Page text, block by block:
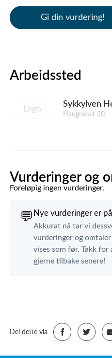
Gi din vurdering!
Arbeidssted
Logo
Sykkylven
Haugneset 20
Vurderinger og
Foreløpig ingen vurderinger.
💬 Nye vurderinger er
Akkurat nå tar vi
vurderinger og
vises som før. Takk for
gjerne tilbake senere!
Del dette via